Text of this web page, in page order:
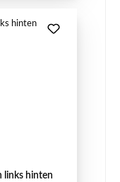
links hinten